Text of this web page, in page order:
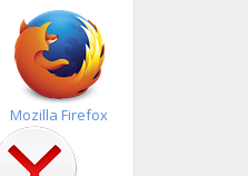
Быстрая
установка
Mozilla Firefox